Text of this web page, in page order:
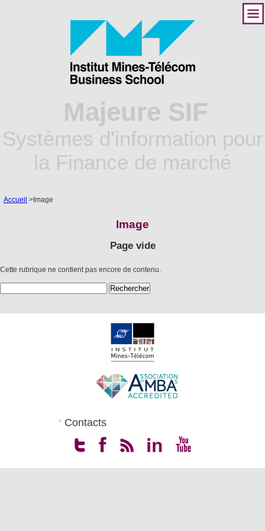
Majeure SIF
Systèmes d'information pour
la Finance de marché
Accueil > Image
Image
Page vide
Cette rubrique ne contient pas encore de contenu.
Contacts